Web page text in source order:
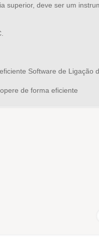
superior, deve ser um
Software de Ligação
de forma eficiente